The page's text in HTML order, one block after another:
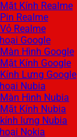
Kính Realme
Realme
Realme
Google
Hình Google
Kính Google
Lưng Google
Nubia
Hình Nubia
Kính Nubia
lưng Nubia
Nokia